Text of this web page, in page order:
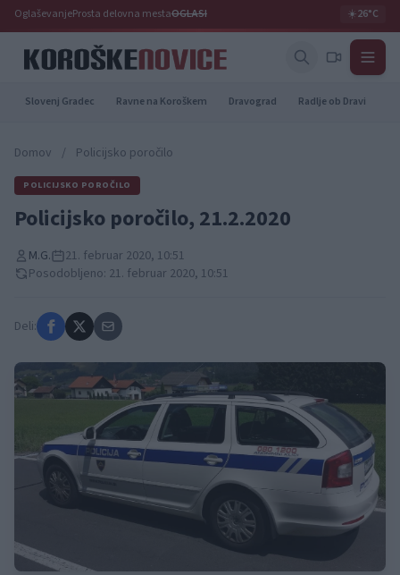
OglaševanjeProsta delovna mestaOGLASI ☀️26°C
Slovenj Gradec Ravne na Koroškem Dravograd Radlje ob Dravi
Domov / Policijsko poročilo
POLICIJSKO POROČILO
Policijsko poročilo, 21.2.2020
M.G.
21. februar 2020, 10:51
Posodobljeno: 21. februar 2020, 10:51
Deli: